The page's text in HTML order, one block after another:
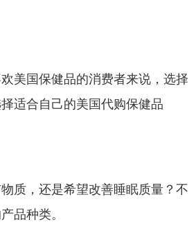
美国保健品的消费者来说，选择
适合自己的美国代购保健品
质，还是希望改善睡眠质量？不
品种类。